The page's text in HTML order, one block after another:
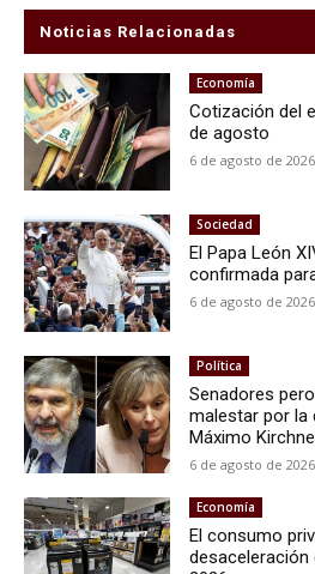
Noticias Relacionadas
Economía
Cotización del
de agosto
6 de agosto de 2026
Sociedad
El Papa León
confirmada
6 de agosto de 2026
Política
Senadores
malestar por la
Máximo
6 de agosto de 2026
Economía
El consumo
desaceleración